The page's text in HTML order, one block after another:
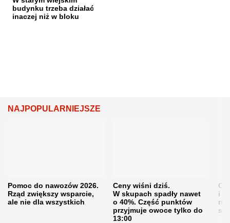
budynku trzeba działać
inaczej niż w bloku
NAJPOPULARNIEJSZE
Pomoc do nawozów 2026.
Rząd zwiększy wsparcie,
ale nie dla wszystkich
Ceny wiśni dziś.
W skupach spadły nawet
o 40%. Część punktów
przyjmuje owoce tylko do
13:00
i